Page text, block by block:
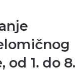
od 1. do 8.